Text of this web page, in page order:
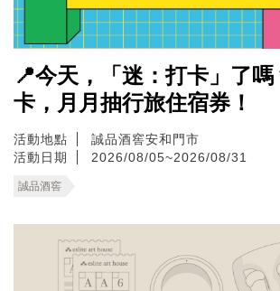
📍今天，「迷：打卡」了
卡，月月抽行旅住宿券！
活動地點
誠品酒窖安和門市
活動日期
2026/08/05~2026/08/31
誠品酒窖